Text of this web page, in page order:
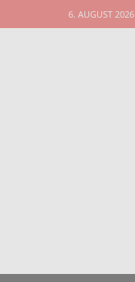
6. AUGUST 2026